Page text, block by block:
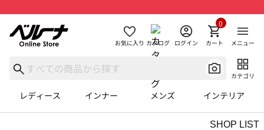
お気に入り カタログ ログイン カート
0
メニュー
カテゴリ
レディース インナー メンズ インテリア
SHOP LIST